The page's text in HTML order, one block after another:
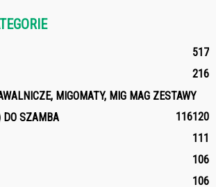
517
216
MIGOMATY, MIG MAG ZESTAWY
120
DO SZAMBA
116
111
106
106